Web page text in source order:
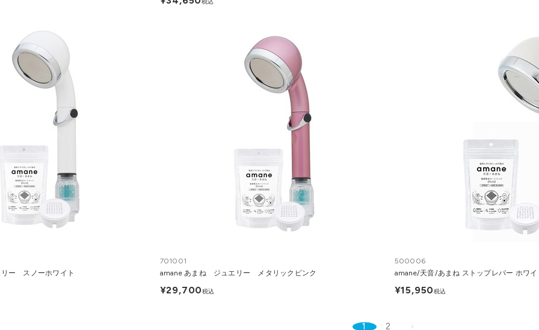
ー スノーホワイト
701001
amane あまね ジュエリー メタリックピンク
¥29,700税込
500006
amane/天音/あまね ストップレバー ホワイ
¥15,950税込
1 2